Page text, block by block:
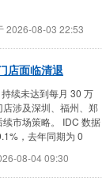
2026-08-03 22:53
店面临清退
续未达到每月 30 万
涉及深圳、福州、郑
市场策略。 IDC 数据
，去年同期为 0
08-04 09:30